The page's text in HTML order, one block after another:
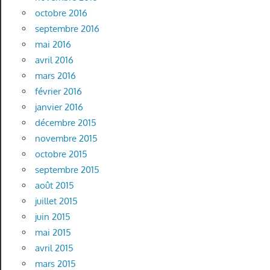
octobre 2016
septembre 2016
mai 2016
avril 2016
mars 2016
février 2016
janvier 2016
décembre 2015
novembre 2015
octobre 2015
septembre 2015
août 2015
juillet 2015
juin 2015
mai 2015
avril 2015
mars 2015